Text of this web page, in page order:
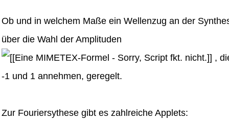
Ob und in welchem Maße ein Wellenzug an der
über die Wahl der Amplituden
,
-1 und 1 annehmen, geregelt.
Zur Fouriersythese gibt es zahlreiche Applets: